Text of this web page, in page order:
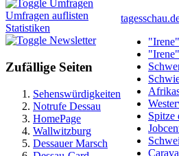
Umfragen
Umfragen auflisten
Statistiken
Newsletter
Zufällige Seiten
Sehenswürdigkeiten
Notrufe Dessau
HomePage
Wallwitzburg
Dessauer Marsch
Spitze